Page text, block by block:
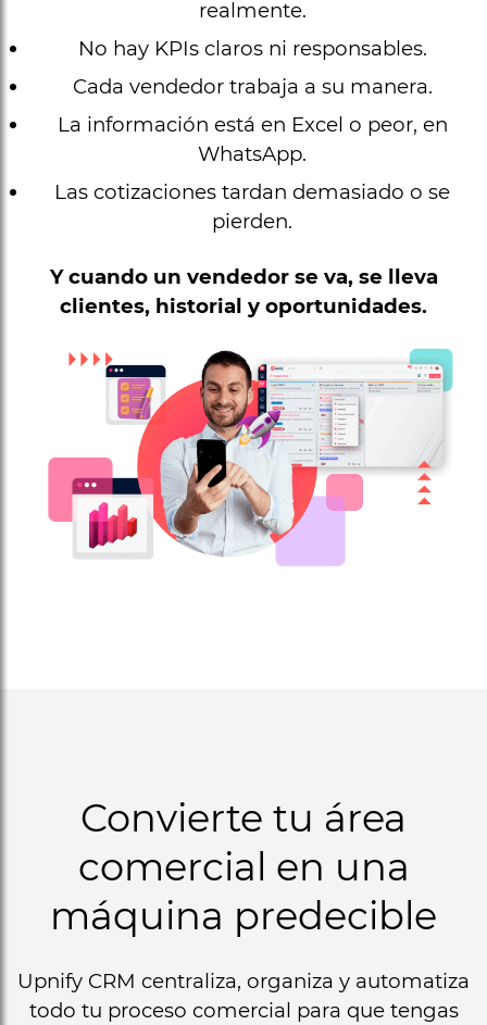
realmente.
No hay KPIs claros ni responsables.
Cada vendedor trabaja a su manera.
La información está en Excel o peor, en
WhatsApp.
Las cotizaciones tardan demasiado o se
pierden.
Y cuando un vendedor se va, se lleva
clientes, historial y oportunidades.
Convierte tu área
comercial en una
máquina predecible
Upnify CRM centraliza, organiza y automatiza
todo tu proceso comercial para que tengas